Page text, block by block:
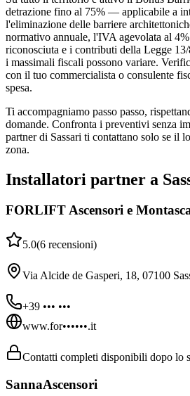
detrazione fino al 75% — applicabile a
l'eliminazione delle barriere
normativo annuale, l'IVA agevolata al
riconosciuta e i contributi della Legge
i massimali fiscali possono variare.
con il tuo commercialista o consulente
spesa.
Ti accompagniamo passo passo,
domande. Confronta i preventivi senza
partner di Sassari ti contattano solo se il
zona.
Installatori partner a
FORLIFT Ascensori e
5.0(6 recensioni)
Via Alcide de Gasperi, 18, 07100
+39 ••• •••
www.for••••••.it
Contatti completi disponibili dopo lo
SannaAscensori